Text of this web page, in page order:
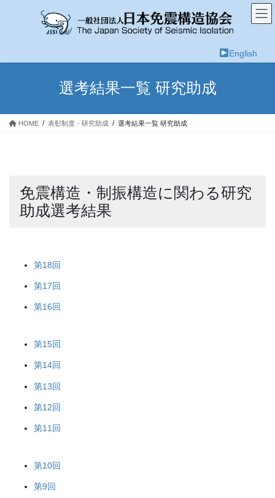
English
選考結果一覧 研究助成
HOME 表彰制度・研究助成 選考結果一覧 研究助成
免震構造・制振構造に関わる研究
助成選考結果
第18回
第17回
第16回
第15回
第14回
第13回
第12回
第11回
第10回
第9回